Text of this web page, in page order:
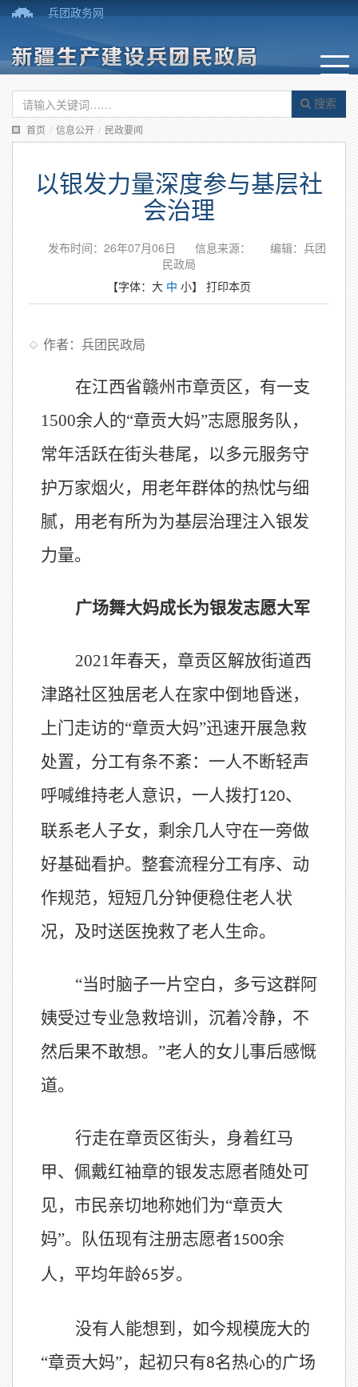
兵团政务网
搜索
首页 / 信息公开 / 民政要闻
以银发力量深度参与基层社
会治理
发布时间：26年07月06日 信息来源：
编辑：兵团
民政局
【字体： 大 中 小】 打印本页
作者：兵团民政局
在江西省赣州市章贡区，有一支
1500余人的“章贡大妈”志愿服务队，
常年活跃在街头巷尾，以多元服务守
护万家烟火，用老年群体的热忱与细
腻，用老有所为为基层治理注入银发
力量。
广场舞大妈成长为银发志愿大军
2021年春天，章贡区解放街道西
津路社区独居老人在家中倒地昏迷，
上门走访的“章贡大妈”迅速开展急救
处置，分工有条不紊：一人不断轻声
呼喊维持老人意识，一人拨打120、
联系老人子女，剩余几人守在一旁做
好基础看护。整套流程分工有序、动
作规范，短短几分钟便稳住老人状
况，及时送医挽救了老人生命。
“当时脑子一片空白，多亏这群阿
姨受过专业急救培训，沉着冷静，不
然后果不敢想。”老人的女儿事后感慨
道。
行走在章贡区街头，身着红马
甲、佩戴红袖章的银发志愿者随处可
见，市民亲切地称她们为“章贡大
妈”。队伍现有注册志愿者1500余
人，平均年龄65岁。
没有人能想到，如今规模庞大的
“章贡大妈”，起初只有8名热心的广场